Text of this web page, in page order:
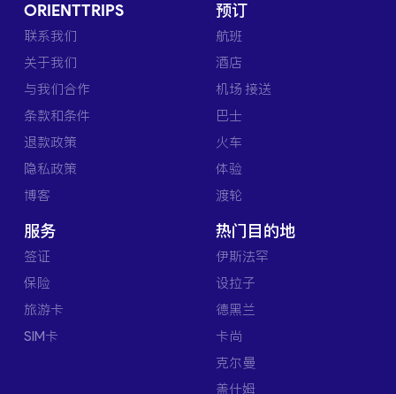
ORIENTTRIPS
联系我们
关于我们
与我们合作
条款和条件
退款政策
隐私政策
博客
预订
航班
酒店
机场 接送
巴士
火车
体验
渡轮
服务
签证
保险
旅游卡
SIM卡
热门目的地
伊斯法罕
设拉子
德黑兰
卡尚
克尔曼
盖什姆